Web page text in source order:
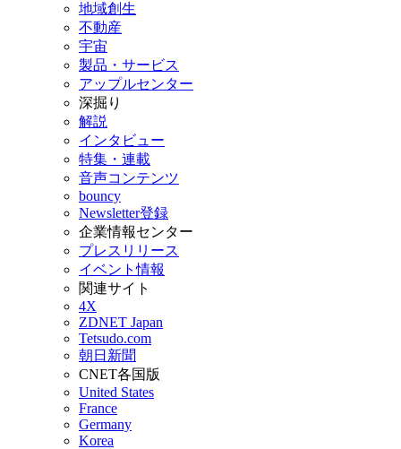
地域創生
不動産
宇宙
製品・サービス
アップルセンター
深掘り
解説
インタビュー
特集・連載
音声コンテンツ
bouncy
Newsletter登録
企業情報センター
プレスリリース
イベント情報
関連サイト
4X
ZDNET Japan
Tetsudo.com
朝日新聞
CNET各国版
United States
France
Germany
Korea